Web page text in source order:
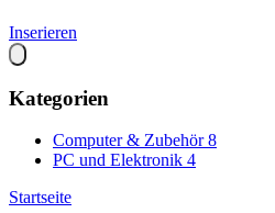
Inserieren
Kategorien
Computer & Zubehör 8
PC und Elektronik 4
Startseite